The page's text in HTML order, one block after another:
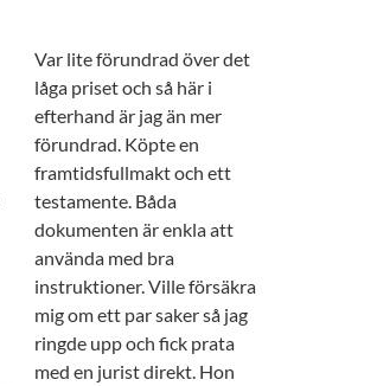
Var lite förundrad över det
låga priset och så här i
efterhand är jag än mer
förundrad. Köpte en
framtidsfullmakt och ett
testamente. Båda
dokumenten är enkla att
använda med bra
instruktioner. Ville försäkra
mig om ett par saker så jag
ringde upp och fick prata
med en jurist direkt. Hon